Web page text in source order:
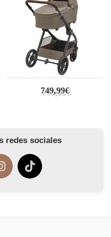
749,99€
redes sociales